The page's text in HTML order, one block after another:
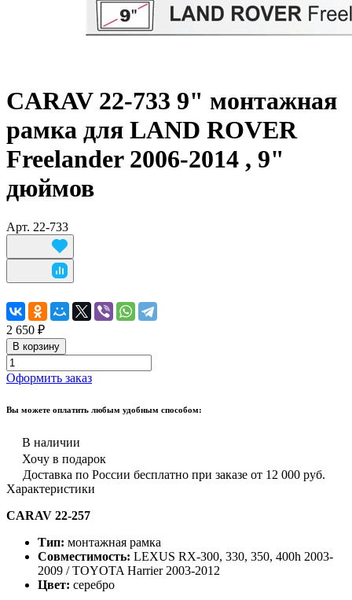
CARAV 22-733 9" монтажная
рамка для LAND ROVER
Freelander 2006-2014 , 9"
дюймов
Арт. 22-733
2 650 ₽
В корзину
Оформить заказ
Вы можете оплатить любым удобным способом:
В наличии
Хочу в подарок
Доставка по России бесплатно при заказе от 12 000 руб.
Характеристики
CARAV 22-257
Тип: монтажная рамка
Совместимость: LEXUS RX-300, 330, 350, 400h 2003-
2009 / TOYOTA Harrier 2003-2012
Цвет: серебро